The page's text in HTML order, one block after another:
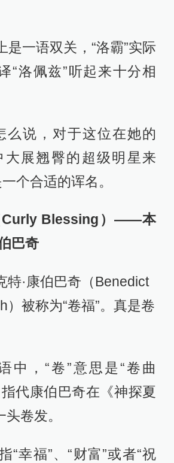
一语双关，“洛霸”实际
“洛佩兹”听起来十分相
，对于这位在她的
大展翘臀的超级明星来
个合适的诨名。
Curly Blessing）——本
巴奇
·康伯巴奇（Benedict
）被称为“卷福”。真是卷
“卷”意思是“卷曲
指代康伯巴奇在《神探夏
卷发。
福”、“财富”或者“祝